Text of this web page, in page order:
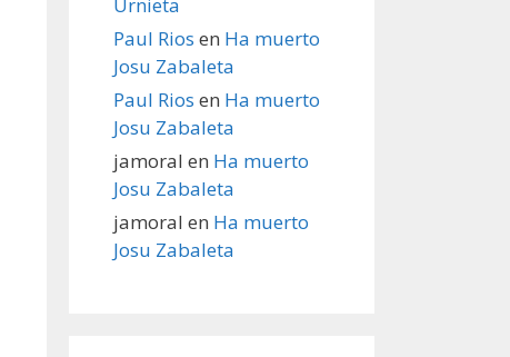
Paul Rios en Ha muerto
Josu Zabaleta
Paul Rios en Ha muerto
Josu Zabaleta
jamoral en Ha muerto
Josu Zabaleta
jamoral en Ha muerto
Josu Zabaleta